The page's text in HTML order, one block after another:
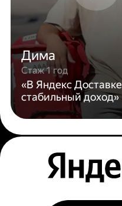
Дима
Стаж 1 год
«В Яндекс Доставке
стабильный доход»